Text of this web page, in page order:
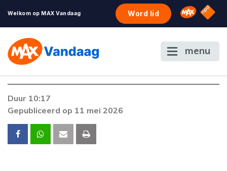
Welkom op MAX Vandaag Word lid Omroep
NPO
menu
Er is een licentie-fout opgetreden. Als het
contact op met onze klantenservice.
Duur 10:17
Gepubliceerd op 11 mei 2026